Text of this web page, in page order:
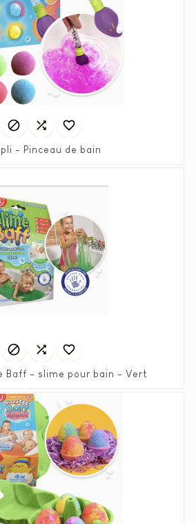
  
- Pinceau de bain
  
Zimpli - Slime Baff - slime pour bain - Vert
7,90 €